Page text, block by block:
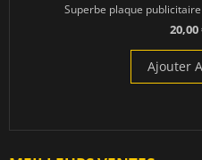
Superbe plaque
20,00
Ajouter